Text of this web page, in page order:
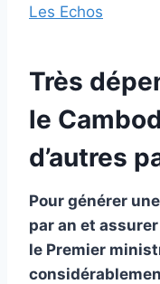
Les Echos
Très
le
d’autres
Pour générer
par an et
le Premier